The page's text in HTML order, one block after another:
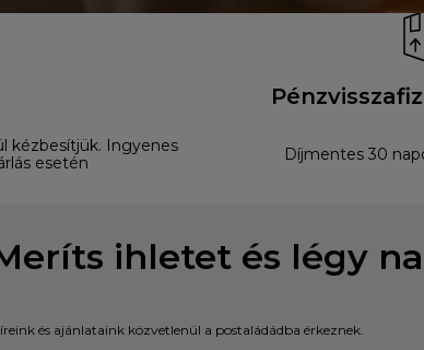
kézbesítjük. Ingyenes
esetén
Díjmentes 30
ihletet és légy
és ajánlataink közvetlenül a postaládádba érkeznek.